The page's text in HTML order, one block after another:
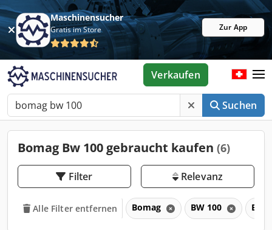
Maschinensucher
Gratis im Store Zur App
Suchen
Verkaufen
Bomag Bw 100 gebraucht kaufen (6)
Filter Relevanz
Alle Filter entfernen Bomag BW 100 BW